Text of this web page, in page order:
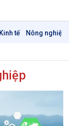
Kinh tế Nông nghiệp